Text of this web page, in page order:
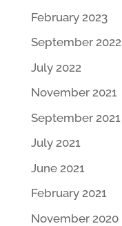
February 2023
September 2022
July 2022
November 2021
September 2021
July 2021
June 2021
February 2021
November 2020